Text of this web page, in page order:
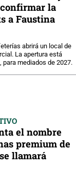
la
a Faustina
abrirá un local de
La apertura está
mediados de 2027.
el nombre
premium de
llamará